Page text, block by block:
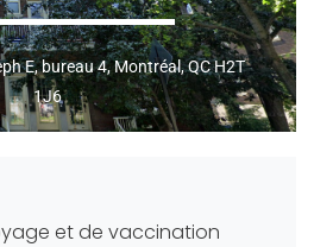
E, bureau 4, Montréal, QC H2T
1J6
et de vaccination